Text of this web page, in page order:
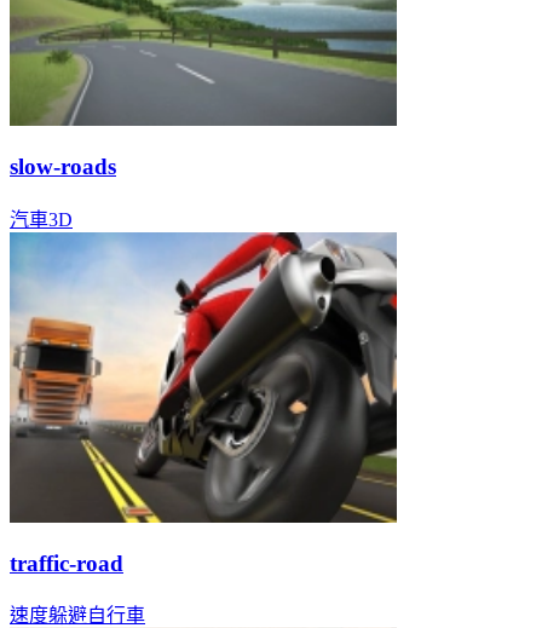
slow-roads
汽車3D
traffic-road
速度躲避自行車